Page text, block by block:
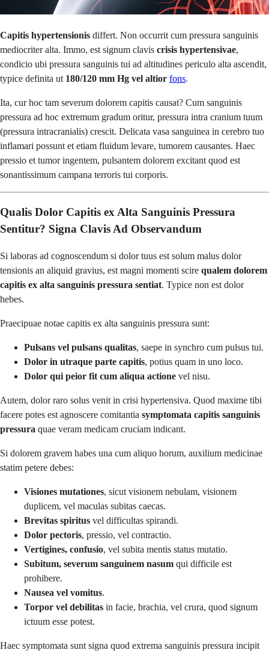
Capitis hypertensionis differt. Non occurrit cum pressura sanguinis
mediocriter alta. Immo, est signum clavis crisis hypertensivae,
condicio ubi pressura sanguinis tui ad altitudines periculo alta ascendit,
typice definita ut 180/120 mm Hg vel altior fons.
Ita, cur hoc tam severum dolorem capitis causat? Cum sanguinis
pressura ad hoc extremum gradum oritur, pressura intra cranium tuum
(pressura intracranialis) crescit. Delicata vasa sanguinea in cerebro tuo
inflamari possunt et etiam fluidum levare, tumorem causantes. Haec
pressio et tumor ingentem, pulsantem dolorem excitant quod est
sonantissimum campana terroris tui corporis.
Qualis Dolor Capitis ex Alta Sanguinis Pressura
Sentitur? Signa Clavis Ad Observandum
Si laboras ad cognoscendum si dolor tuus est solum malus dolor
tensionis an aliquid gravius, est magni momenti scire qualem dolorem
capitis ex alta sanguinis pressura sentiat. Typice non est dolor
hebes.
Praecipuae notae capitis ex alta sanguinis pressura sunt:
Pulsans vel pulsans qualitas, saepe in synchro cum pulsus tui.
Dolor in utraque parte capitis, potius quam in uno loco.
Dolor qui peior fit cum aliqua actione vel nisu.
Autem, dolor raro solus venit in crisi hypertensiva. Quod maxime tibi
facere potes est agnoscere comitantia symptomata capitis sanguinis
pressura quae veram medicam cruciam indicant.
Si dolorem gravem habes una cum aliquo horum, auxilium medicinae
statim petere debes:
Visiones mutationes, sicut visionem nebulam, visionem
duplicem, vel maculas subitas caecas.
Brevitas spiritus vel difficultas spirandi.
Dolor pectoris, pressio, vel contractio.
Vertigines, confusio, vel subita mentis status mutatio.
Subitum, severum sanguinem nasum qui difficile est
prohibere.
Nausea vel vomitus.
Torpor vel debilitas in facie, brachia, vel crura, quod signum
ictuum esse potest.
Haec symptomata sunt signa quod extrema sanguinis pressura incipit